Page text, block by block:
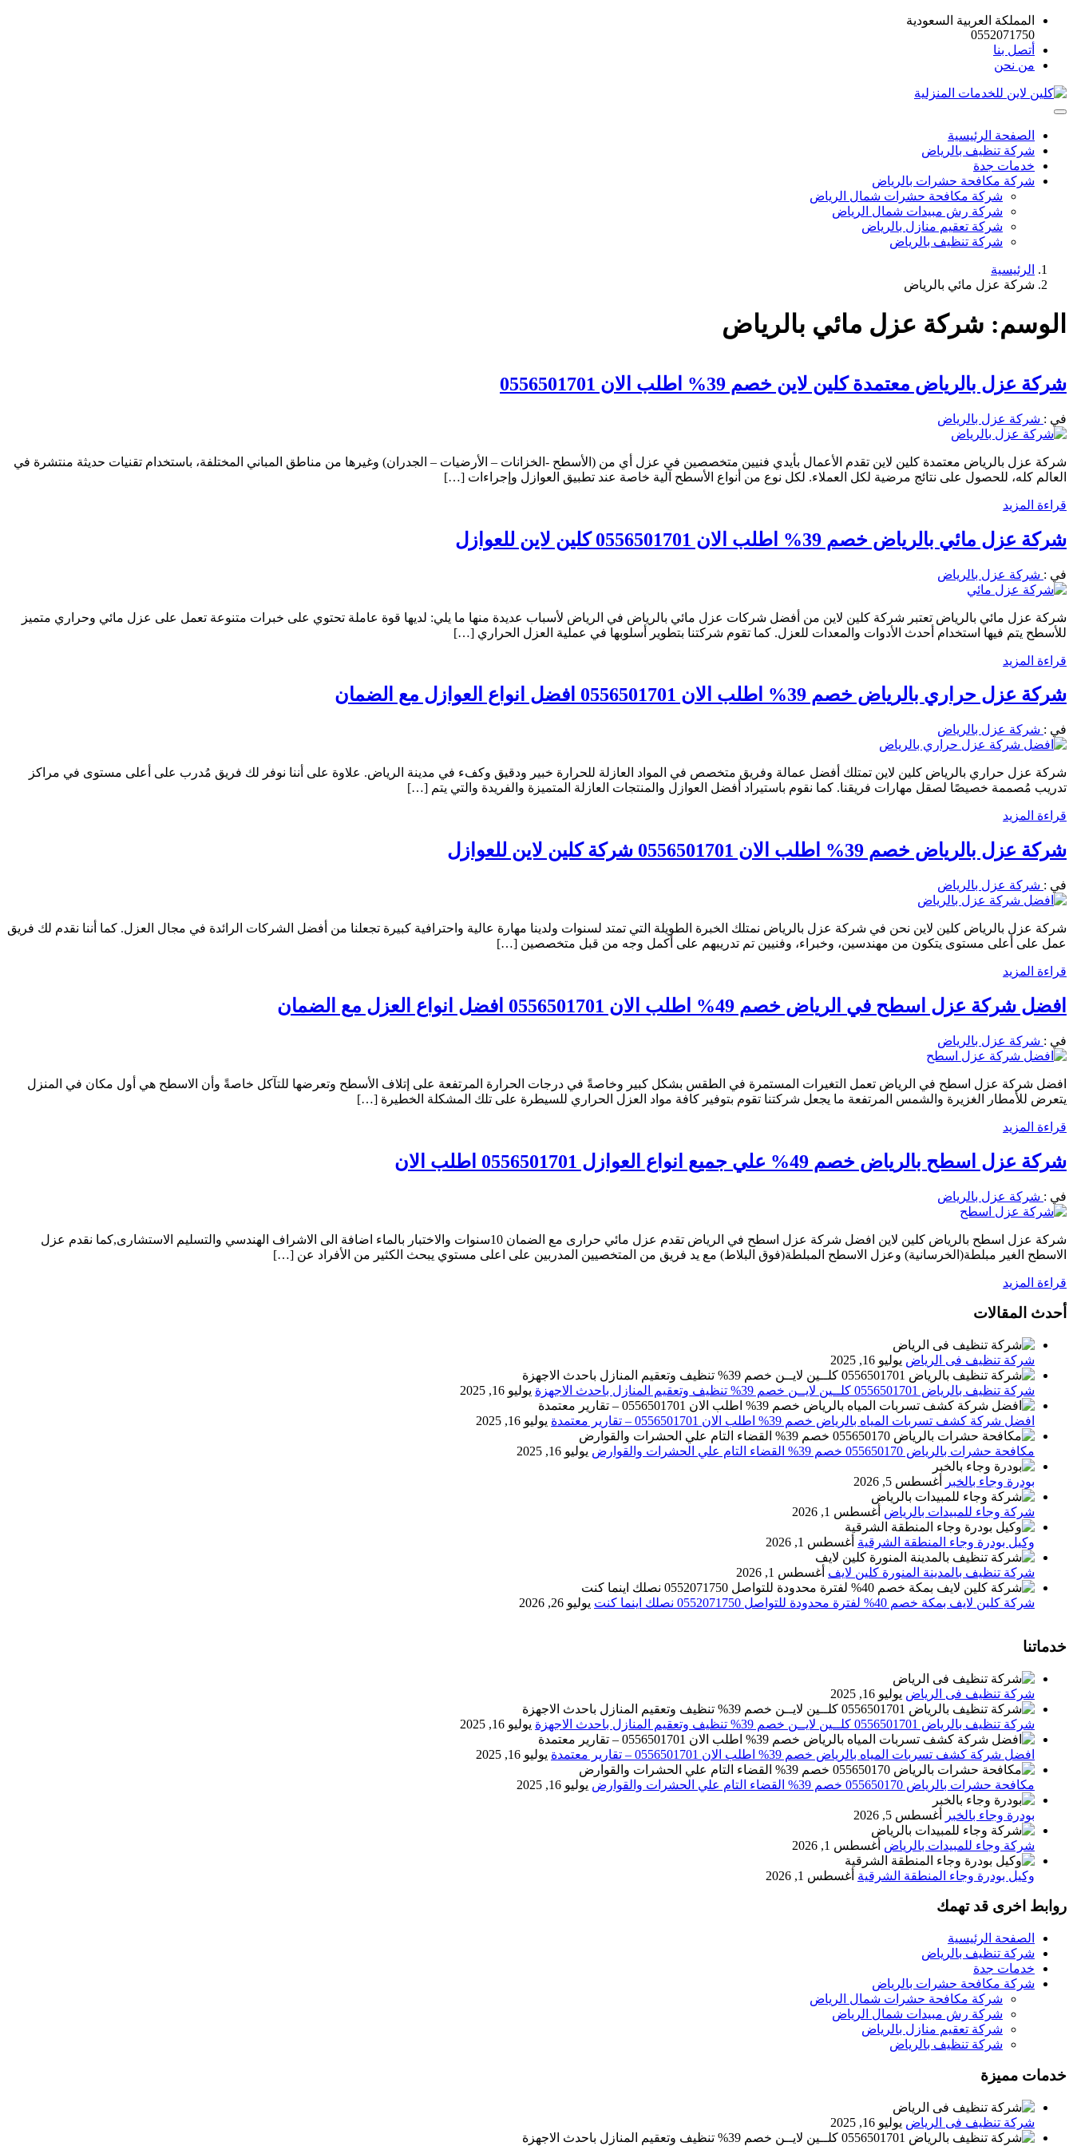
المملكة العربية السعودية
0552071750
أتصل بنا
من نحن
الصفحة الرئيسية
شركة تنظيف بالرياض
خدمات جدة
شركة مكافحة حشرات بالرياض
شركة مكافحة حشرات شمال الرياض
شركة رش مبيدات شمال الرياض
شركة تعقيم منازل بالرياض
شركة تنظيف بالرياض
الرئيسية
شركة عزل مائي بالرياض
الوسم: شركة عزل مائي بالرياض
شركة عزل بالرياض معتمدة كلين لاين خصم 39% اطلب الان 0556501701
في : شركة عزل بالرياض
شركة عزل بالرياض معتمدة كلين لاين تقدم الأعمال بأيدي فنيين متخصصين في عزل أي من (الأسطح -الخزانات – الأرضيات – الجدران) وغيرها من مناطق المباني المختلفة، باستخدام تقنيات حديثة منتشرة في
العالم كله، للحصول على نتائج مرضية لكل العملاء. لكل نوع من أنواع الأسطح آلية خاصة عند تطبيق العوازل وإجراءات […]
قراءة المزيد
شركة عزل مائي بالرياض خصم 39% اطلب الان 0556501701 كلين لاين للعوازل
في : شركة عزل بالرياض
شركة عزل مائي بالرياض تعتبر شركة كلين لاين من أفضل شركات عزل مائي بالرياض في الرياض لأسباب عديدة منها ما يلي: لديها قوة عاملة تحتوي على خبرات متنوعة تعمل على عزل مائي وحراري متميز
للأسطح يتم فيها استخدام أحدث الأدوات والمعدات للعزل. كما تقوم شركتنا بتطوير أسلوبها في عملية العزل الحراري […]
قراءة المزيد
شركة عزل حراري بالرياض خصم 39% اطلب الان 0556501701 افضل انواع العوازل مع الضمان
في : شركة عزل بالرياض
شركة عزل حراري بالرياض كلين لاين تمتلك أفضل عمالة وفريق متخصص في المواد العازلة للحرارة خبير ودقيق وكفء في مدينة الرياض. علاوة على أننا نوفر لك فريق مُدرب على أعلى مستوى في مراكز
تدريب مُصممة خصيصًا لصقل مهارات فريقنا. كما نقوم باستيراد أفضل العوازل والمنتجات العازلة المتميزة والفريدة والتي يتم […]
قراءة المزيد
شركة عزل بالرياض خصم 39% اطلب الان 0556501701 شركة كلين لاين للعوازل
في : شركة عزل بالرياض
شركة عزل بالرياض كلين لاين نحن في شركة عزل بالرياض نمتلك الخبرة الطويلة التي تمتد لسنوات ولدينا مهارة عالية واحترافية كبيرة تجعلنا من أفضل الشركات الرائدة في مجال العزل. كما أننا نقدم لك فريق
عمل على أعلى مستوى يتكون من مهندسين، وخبراء، وفنيين تم تدريبهم على أكمل وجه من قبل متخصصين […]
قراءة المزيد
افضل شركة عزل اسطح في الرياض خصم 49% اطلب الان 0556501701 افضل انواع العزل مع الضمان
في : شركة عزل بالرياض
افضل شركة عزل اسطح في الرياض تعمل التغيرات المستمرة في الطقس بشكل كبير وخاصةً في درجات الحرارة المرتفعة على إتلاف الأسطح وتعرضها للتآكل خاصةً وأن الاسطح هي أول مكان في المنزل
يتعرض للأمطار الغزيرة والشمس المرتفعة ما يجعل شركتنا تقوم بتوفير كافة مواد العزل الحراري للسيطرة على تلك المشكلة الخطيرة […]
قراءة المزيد
شركة عزل اسطح بالرياض خصم 49% علي جميع انواع العوازل 0556501701 اطلب الان
في : شركة عزل بالرياض
شركة عزل اسطح بالرياض كلين لاين افضل شركة عزل اسطح في الرياض تقدم عزل مائي حرارى مع الضمان 10سنوات والاختبار بالماء اضافة الى الاشراف الهندسي والتسليم الاستشارى,كما نقدم عزل
الاسطح الغير مبلطة(الخرسانية) وعزل الاسطح المبلطة(فوق البلاط) مع يد فريق من المتخصيين المدربين على اعلى مستوي يبحث الكثير من الأفراد عن […]
قراءة المزيد
أحدث المقالات
شركة تنظيف فى الرياض يوليو 16, 2025
شركة تنظيف بالرياض 0556501701 كلــين لايــن خصم 39% تنظيف وتعقيم المنازل باحدث الاجهزة يوليو 16, 2025
افضل شركة كشف تسربات المياه بالرياض خصم 39% اطلب الان 0556501701‬‏ – تقارير معتمدة يوليو 16, 2025
مكافحة حشرات بالرياض 055650170 خصم 39% القضاء التام علي الحشرات والقوارض يوليو 16, 2025
بودرة وجاء بالخبر أغسطس 5, 2026
شركة وجاء للمبيدات بالرياض أغسطس 1, 2026
وكيل بودرة وجاء المنطقة الشرقية أغسطس 1, 2026
شركة تنظيف بالمدينة المنورة كلين لايف أغسطس 1, 2026
شركة كلين لايف بمكة خصم 40% لفترة محدودة للتواصل 0552071750 نصلك اينما كنت يوليو 26, 2026
خدماتنا
شركة تنظيف فى الرياض يوليو 16, 2025
شركة تنظيف بالرياض 0556501701 كلــين لايــن خصم 39% تنظيف وتعقيم المنازل باحدث الاجهزة يوليو 16, 2025
افضل شركة كشف تسربات المياه بالرياض خصم 39% اطلب الان 0556501701‬‏ – تقارير معتمدة يوليو 16, 2025
مكافحة حشرات بالرياض 055650170 خصم 39% القضاء التام علي الحشرات والقوارض يوليو 16, 2025
بودرة وجاء بالخبر أغسطس 5, 2026
شركة وجاء للمبيدات بالرياض أغسطس 1, 2026
وكيل بودرة وجاء المنطقة الشرقية أغسطس 1, 2026
روابط اخرى قد تهمك
الصفحة الرئيسية
شركة تنظيف بالرياض
خدمات جدة
شركة مكافحة حشرات بالرياض
شركة مكافحة حشرات شمال الرياض
شركة رش مبيدات شمال الرياض
شركة تعقيم منازل بالرياض
شركة تنظيف بالرياض
خدمات مميزة
شركة تنظيف فى الرياض يوليو 16, 2025